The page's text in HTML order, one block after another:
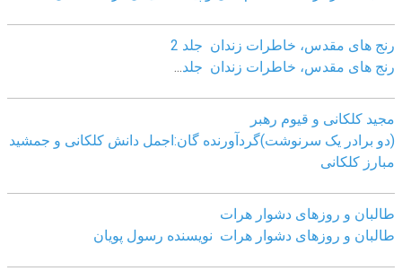
رنج های مقدس، خاطرات زندان جلد 2
رنج های مقدس، خاطرات زندان جلد
مجید کلکانی و قیوم رهبر
(دو برادر یک سرنوشت)گردآورنده گان:اجمل دانش کلکانی و جمشید
مبارز کلکانی
طالبان و روزهای دشوار هرات
طالبان و روزهای دشوار هرات نویسنده رسول پویان